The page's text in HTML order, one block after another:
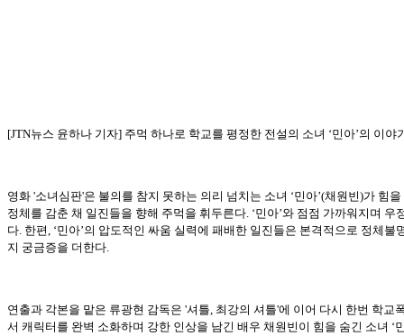
[JTN뉴스 윤하나 기자] 주먹 하나로 학교를 평정한 전설의 소녀 ‘민아’의 이
영화 '소녀심판'은 불의를 참지 못하는 의리 넘치는 소녀 ‘민아’(채원빈)가 힘
정체를 감춘 채 일진들을 향해 주먹을 휘두른다. ‘민아’와 점점 가까워지며
다. 한편, ‘민아’의 압도적인 싸움 실력에 패배한 일진들은 본격적으로 정체
지 궁금증을 더한다.
연출과 각본을 맡은 류광현 감독은 '셔틀, 최강의 셔틀'에 이어 다시 한번 학
서 캐릭터를 완벽 소화하며 강한 인상을 남긴 배우 채원빈이 힘을 숨긴 소녀